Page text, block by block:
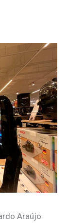
Araújo